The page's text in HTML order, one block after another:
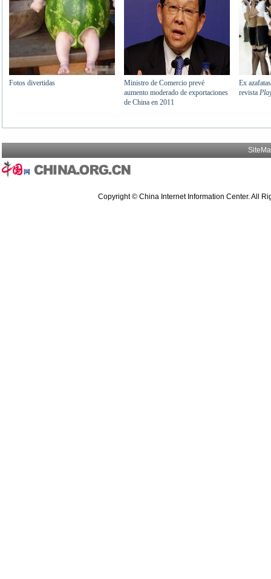
Copyright © China Internet Information Center. All